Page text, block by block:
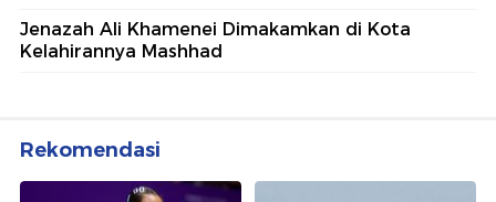
Jenazah Ali Khamenei Dimakamkan di Kota
Kelahirannya Mashhad
Rekomendasi